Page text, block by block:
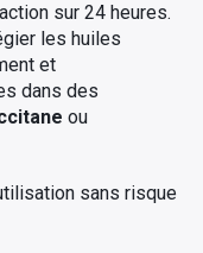
sur 24 heures.
les huiles
et
dans des
ou
sans risque